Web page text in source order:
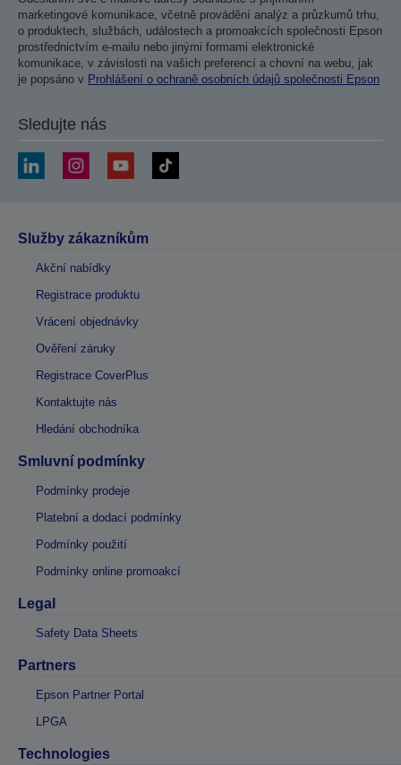
marketingové komunikace, včetně provádění analýz a průzkumů trhu,
o produktech, službách, událostech a promoakcích společnosti Epson
prostřednictvím e-mailu nebo jinými formami elektronické
komunikace, v závislosti na vašich preferencí a chovní na webu, jak
je popsáno v Prohlášení o ochraně osobních údajů společnosti Epson
Sledujte nás
Služby zákazníkům
Akční nabídky
Registrace produktu
Vrácení objednávky
Ověření záruky
Registrace CoverPlus
Kontaktujte nás
Hledání obchodníka
Smluvní podmínky
Podmínky prodeje
Platební a dodací podmínky
Podmínky použití
Podmínky online promoakcí
Legal
Safety Data Sheets
Partners
Epson Partner Portal
LPGA
Technologies